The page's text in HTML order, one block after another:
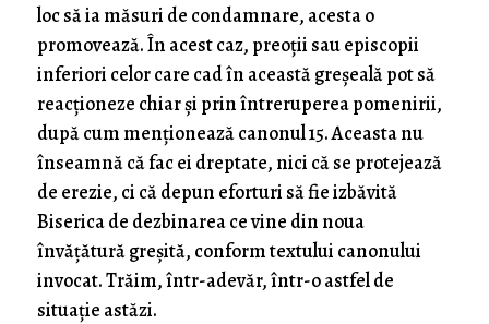
loc să ia măsuri de condamnare, acesta o
promovează. În acest caz, preoții sau episcopii
inferiori celor care cad în această greșeală pot să
reacționeze chiar și prin întreruperea pomenirii,
după cum menționează canonul 15. Aceasta nu
înseamnă că fac ei dreptate, nici că se protejează
de erezie, ci că depun eforturi să fie izbăvită
Biserica de dezbinarea ce vine din noua
învățătură greșită, conform textului canonului
invocat. Trăim, într-adevăr, într-o astfel de
situație astăzi.